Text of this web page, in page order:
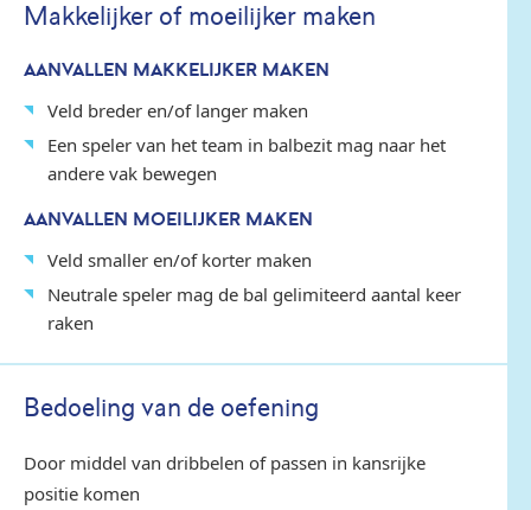
Makkelijker of moeilijker maken
AANVALLEN MAKKELIJKER MAKEN
Veld breder en/of langer maken
Een speler van het team in balbezit mag naar het
andere vak bewegen
AANVALLEN MOEILIJKER MAKEN
Veld smaller en/of korter maken
Neutrale speler mag de bal gelimiteerd aantal keer
raken
Bedoeling van de oefening
Door middel van dribbelen of passen in kansrijke
positie komen